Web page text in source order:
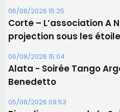
11 août
06/08/2026 15:25
projection sous les étoiles
06/08/2026 15:04
Benedetto